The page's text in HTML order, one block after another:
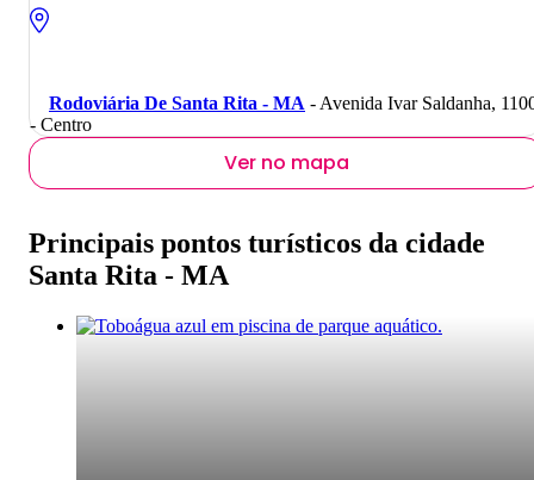
Rodoviária De Santa Rita - MA - Avenida Ivar Saldanha,
- Centro
Ver no mapa
Principais pontos turísticos da cidade
Santa Rita - MA